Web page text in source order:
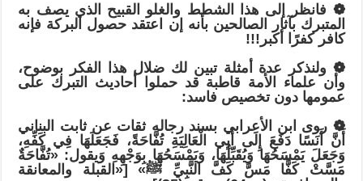
❁ فانظر إلى هذا الشطط والغلو القبيح الذي يصف به
المتبرك بآثار الصالحين بأنه إن اعتقد حصول البركة فإنه
كافر كفرًا أكبر!!!
❁ ولنذكر عدة أمثلة تبين لك ضلال هذا الفكر بوضوح،
وأن علماء الأمة قاطبة قد حملوا أحاديث التبرك على
عمومها دون تخصيص فاسد:
❁ روى ابن الأعرابي بسند رجاله ثقات عن ثابت البناني
أَنَّ أَنَسًا دَفَعَ إِلَى أَبِي الْعَالِيَةِ تُفَّاحَةً، فَجَعَلَهَا فِي كَفِّهِ،
وَجَعَلَ يَمْسَحُهَا وَيُقَبِّلُهَا، وَيَمْسَحُهَا بِوَجْهِهِ وَيقول: «تُفَّاحَةٌ
مَسَّتْ كَفًّا مَسَّ كَفَّ النَّبِيِّ ﷺ» [«القبلة والمعانقة